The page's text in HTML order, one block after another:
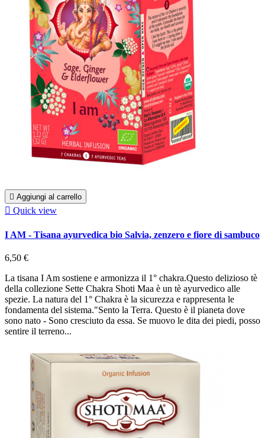
 Aggiungi al carrello
 Quick view
I AM - Tisana ayurvedica bio Salvia, zenzero e fiore di sambuco
6,50 €
La tisana I Am sostiene e armonizza il 1° chakra.Questo delizioso tè
della collezione Sette Chakra Shoti Maa è un tè ayurvedico alle
spezie. La natura del 1° Chakra è la sicurezza e rappresenta le
fondamenta del sistema."Sento la Terra. Questo è il pianeta dove
sono nato - Sono cresciuto da essa. Se muovo le dita dei piedi, posso
sentire il terreno...